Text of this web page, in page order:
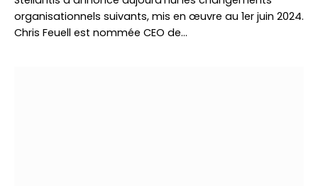
organisationnels suivants, mis en œuvre au 1er juin 2024.
Chris Feuell est nommée CEO de…